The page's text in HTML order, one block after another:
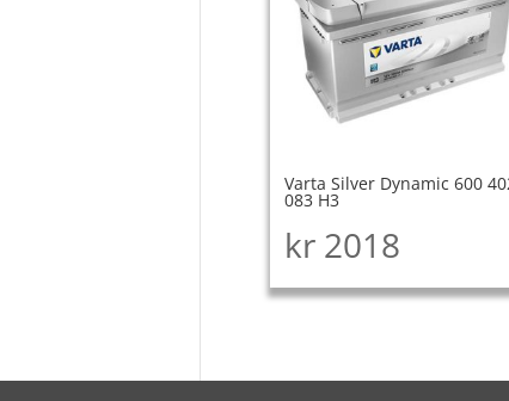
Varta Silver Dynamic 600
083 H3
kr2018